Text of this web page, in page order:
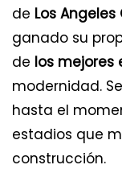
de Los
ganado su
de los mejores
modernidad.
hasta el
estadios que
construcción.